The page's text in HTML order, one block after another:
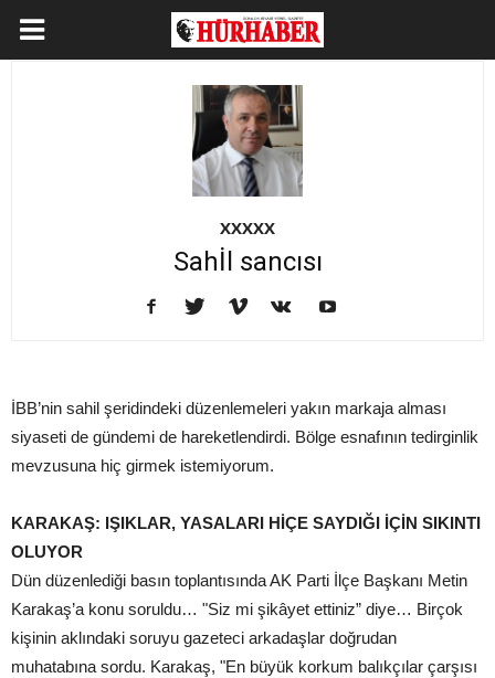
XXXXX
Sahİl sancısı
İBB’nin sahil şeridindeki düzenlemeleri yakın markaja alması
siyaseti de gündemi de hareketlendirdi. Bölge esnafının tedirginlik
mevzusuna hiç girmek istemiyorum.
KARAKAŞ: IŞIKLAR, YASALARI
HİÇE SAYDIĞI İÇİN SIKINTI
OLUYOR
Dün düzenlediği basın toplantısında AK Parti İlçe Başkanı Metin
Karakaş’a konu soruldu… "Siz mi şikâyet ettiniz” diye… Birçok
kişinin aklındaki soruyu gazeteci arkadaşlar doğrudan
muhatabına sordu. Karakaş, "En büyük korkum balıkçılar çarşısı